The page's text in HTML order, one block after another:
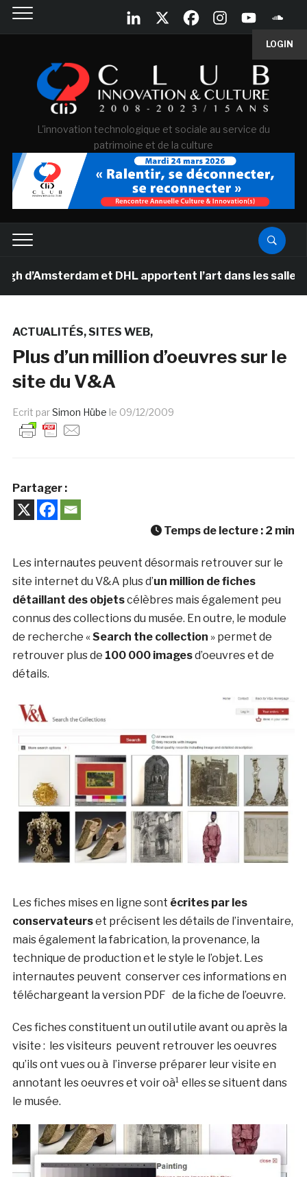
LOGIN
L'innovation technologique et sociale au service du
patrimoine et de la culture
et DHL apportent l’art dans les salles de
ACTUALITÉS SITES WEB
Plus d’un million d’oeuvres sur le
site du V&A
Ecrit parSimon Hübe le 09/12/2009
Partager :
Temps de lecture : 2 min
Les internautes peuvent désormais retrouver sur le
site internet du V&A plus d’un million de fiches
détaillant des objetscélèbres mais également peu
connus des collections du musée. En outre, le module
de recherche «Search the collection » permet de
retrouver plus de 100 000 imagesd’oeuvres et de
détails.
Les fiches mises en ligne sont écrites par les
conservateurset précisent les détails de l’inventaire,
mais également la fabrication, la provenance, la
technique de production et le style le l’objet. Les
internautes peuvent conserver ces informations en
téléchargeant la version PDF de la fiche de l’oeuvre.
Ces fiches constituent un outil utile avant ou après la
visite : les visiteurs peuvent retrouver les oeuvres
qu’ils ont vues ou à l’inverse préparer leur visite en
annotant les oeuvres et voir oà¹ elles se situent dans
le musée.